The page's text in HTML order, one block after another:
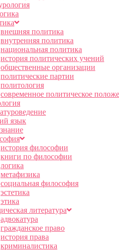
внешняя политика
внутренняя политика
национальная политика
история политических учений
общественные организации
политические партии
политология
современное политическое
язык
история философии
книги по философии
логика
метафизика
социальная философия
эстетика
этика
литература
адвокатура
гражданское право
история права
криминалистика